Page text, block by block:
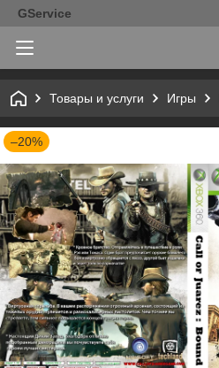
GService
Товары и услуги Игры
–20%